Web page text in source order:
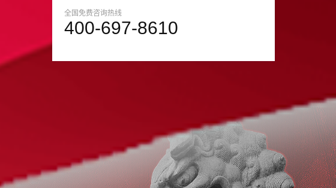
全国免费咨询热线
400-697-8610